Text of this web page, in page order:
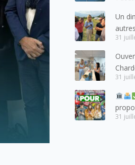
aux
Un
31
31
31